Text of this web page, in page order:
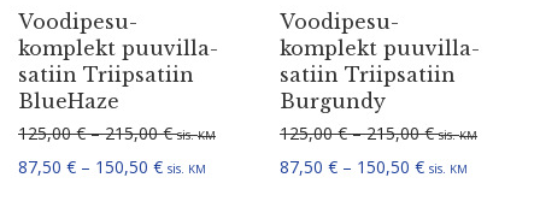
Voodi­pe­su­
komplekt puuvil­la­
satiin Triip­satiin
BlueHaze
125,00€ – 215,00€Hinna­va­hemik: 125,00 € kuni 215,00 €
sis.KM
87,50 € – 150,50 €Hinna­va­hemik: 87,50 € kuni 150,50 €
sis. KM
Voodi­pe­su­
komplekt puuvil­la­
satiin Triip­satiin
Burgundy
125,00€ – 215,00€ sis.KM
87,50 € – 150,50 € sis. KM